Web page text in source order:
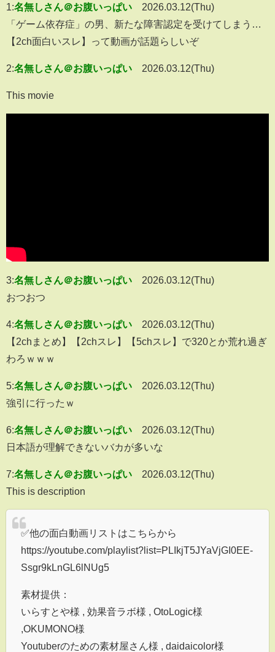
1:名無しさん＠お腹いっぱい
2026.03.12(Thu)
「ゲーム依存症」の男、新たな障害認定を受けてしまう…
【2ch面白いスレ】って動画が話題らしいぞ
2:名無しさん＠お腹いっぱい 2026.03.12(Thu)
This movie
3:名無しさん＠お腹いっぱい
2026.03.12(Thu)
おつおつ
4:名無しさん＠お腹いっぱい
2026.03.12(Thu)
【2chまとめ】【2chスレ】【5chスレ】で320とか荒れ過ぎ
わろｗｗｗ
5:名無しさん＠お腹いっぱい
2026.03.12(Thu)
強引に行ったｗ
6:名無しさん＠お腹いっぱい
2026.03.12(Thu)
日本語が理解できないバカが多いな
7:名無しさん＠お腹いっぱい
2026.03.12(Thu)
This is description
✅他の面白動画リストはこちらから
https://youtube.com/playlist?list=PLIkjT5JYaVjGI0EE-
Ssgr9kLnGL6lNUg5
素材提供：
いらすとや様 , 効果音ラボ様 , OtoLogic様
,OKUMONO様
Youtuberのための素材屋さん様 , daidaicolor様